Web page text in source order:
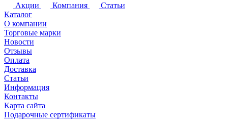
Акции
Компания
Статьи
Каталог
О компании
Торговые марки
Новости
Отзывы
Оплата
Доставка
Статьи
Информация
Контакты
Карта сайта
Подарочные сертификаты